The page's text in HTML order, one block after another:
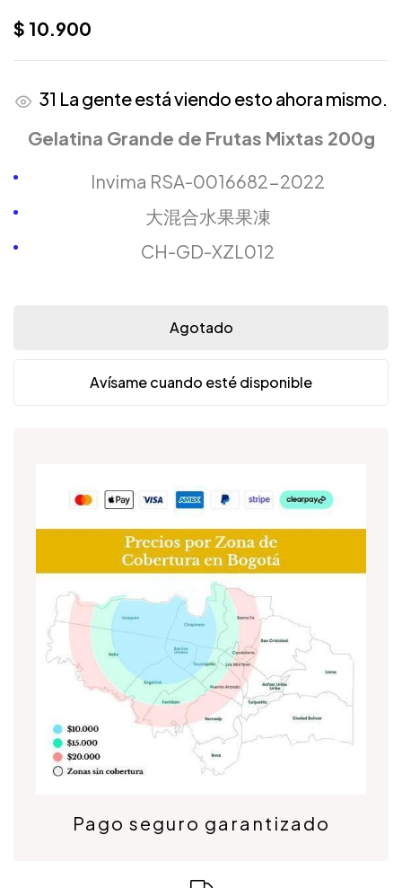
$ 10.900
31 La gente está viendo esto ahora mismo.
Gelatina Grande de Frutas Mixtas 200g
Invima RSA-0016682-2022
大混合水果果凍
CH-GD-XZL012
Agotado
Avísame cuando esté disponible
Pago seguro garantizado